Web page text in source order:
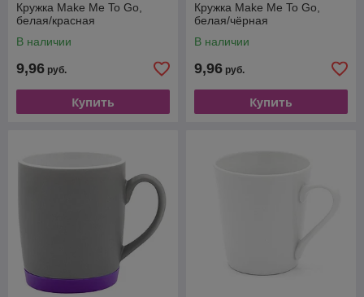
Кружка Make Me To Go,
белая/красная
В наличии
9,96 руб.
Купить
Кружка Make Me To Go,
белая/чёрная
В наличии
9,96 руб.
Купить